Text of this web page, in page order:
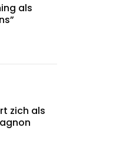
als
zich als